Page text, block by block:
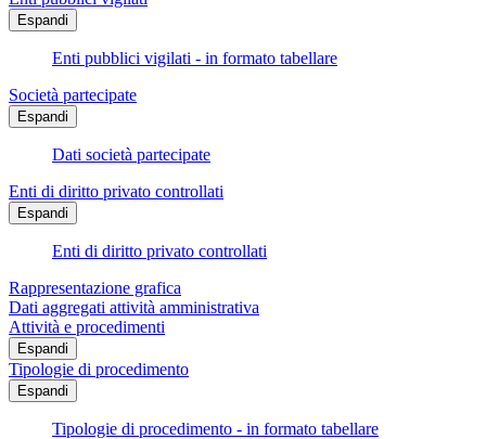
Espandi
Enti pubblici vigilati - in formato tabellare
Società partecipate
Espandi
Dati società partecipate
Enti di diritto privato controllati
Espandi
Enti di diritto privato controllati
Rappresentazione grafica
Dati aggregati attività amministrativa
Attività e procedimenti
Espandi
Tipologie di procedimento
Espandi
Tipologie di procedimento - in formato tabellare